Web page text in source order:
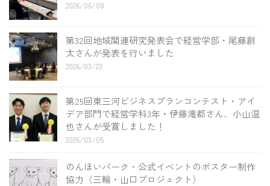
2026/06/08
第32回地域関連研究発表会で経営学部・尾藤創
太さんが発表を行いました
2026/03/23
第25回東三河ビジネスプランコンテスト・アイ
デア部門で経営学科3年・伊藤滝都さん、小山温
也さんが受賞しました！
2026/03/05
のんほいパーク・公式イベントのポスター制作
協力（三輪・山口プロジェクト）